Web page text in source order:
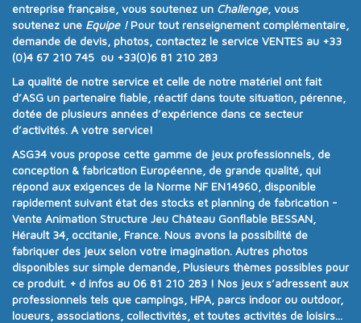
entreprise française , vous soutenez un Challenge, vous
soutenez une Equipe !Pour tout renseignement complémentaire,
demande de devis, photos, contactez le service VENTES au +33
(0)4 67 210 745 ou +33(0)6 81 210 283
La qualité de notre service et celle de notre matériel ont fait
d’ASG un partenaire fiable, réactif dans toute situation, pérenne,
dotée de plusieurs années d’expérience dans ce secteur
d’activités. A votre service!
ASG34 vous propose cette gamme de jeux professionnels, de
conception & fabrication Européenne, de grande qualité, qui
répond aux exigences de la Norme NF EN14960 , disponible
rapidement suivant état des stocks et planning de fabrication -
Vente Animation Structure Jeu Château Gonflable BESSAN,
Hérault 34, occitanie, France. Nous avons la possibilité de
fabriquer des jeux selon votre imagination. Autres photos
disponibles sur simple demande, Plusieurs thèmes possibles pour
ce produit. + d infos au 06 81 210 283 ! Nos jeux s’adressent aux
professionnels tels que campings, HPA, parcs indoor ou outdoor,
loueurs, associations, collectivités, et toutes activités de loisirs...